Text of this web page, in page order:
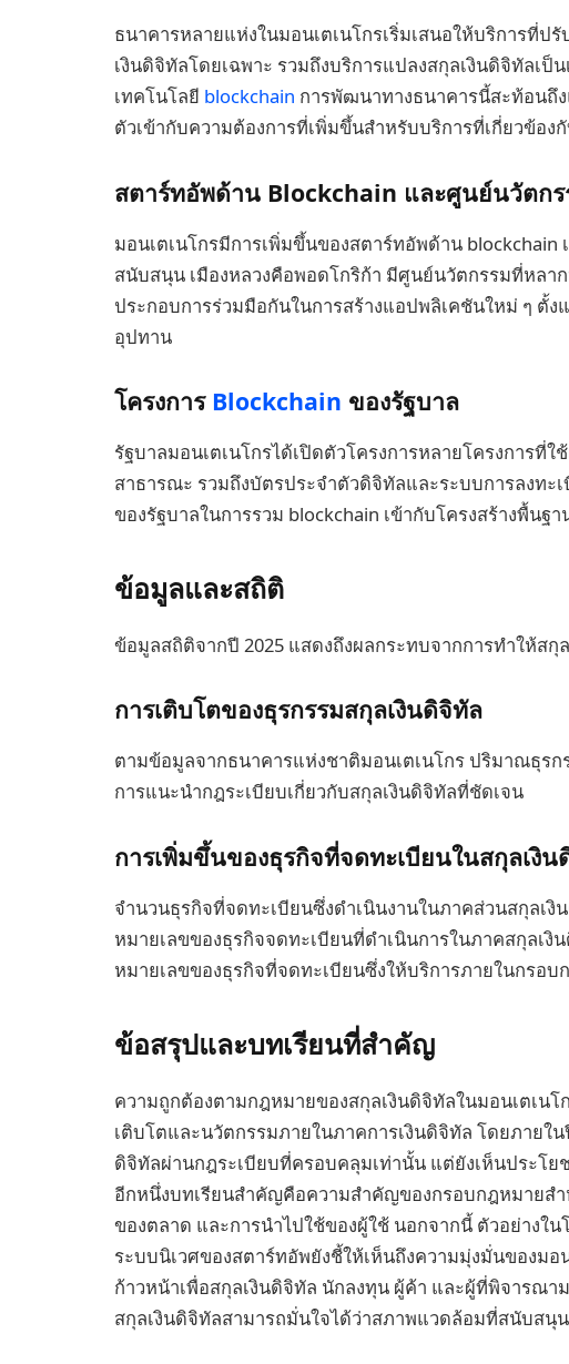
ธนาคารหลายแห่งในมอนเตเนโกรเริ่มเสนอให้บริการที่
เงินดิจิทัลโดยเฉพาะ รวมถึงบริการแปลงสกุลเงินดิจิทัลเ
เทคโนโลยี blockchain การพัฒนาทางธนาคารนี้สะท้อนถึ
ตัวเข้ากับความต้องการที่เพิ่มขึ้นสำหรับบริการที่เกี่ยวข้อง
สตาร์ทอัพด้าน Blockchain และศูนย์นวัตกร
มอนเตเนโกรมีการเพิ่มขึ้นของสตาร์ทอัพด้าน
สนับสนุน เมืองหลวงคือพอดโกริก้า มีศูนย์นวัตกรรมที่หล
ประกอบการร่วมมือกันในการสร้างแอปพลิเคชันใหม่ ๆ ตั้
อุปทาน
โครงการ Blockchain ของรัฐบาล
รัฐบาลมอนเตเนโกรได้เปิดตัวโครงการหลายโครงการที่
สาธารณะ รวมถึงบัตรประจำตัวดิจิทัลและระบบการลงท
ของรัฐบาลในการรวม blockchain เข้ากับโครงสร้างพื้นฐ
ข้อมูลและสถิติ
ข้อมูลสถิติจากปี 2025 แสดงถึงผลกระทบจากการทำให้สกุ
การเติบโตของธุรกรรมสกุลเงินดิจิทัล
ตามข้อมูลจากธนาคารแห่งชาติมอนเตเนโกร ปริมาณธุรก
การแนะนำกฎระเบียบเกี่ยวกับสกุลเงินดิจิทัลที่ชัดเจน
การเพิ่มขึ้นของธุรกิจที่จดทะเบียนในสกุลเงิน
จำนวนธุรกิจที่จดทะเบียนซึ่งดำเนินงานในภาคส่วนสกุลเงิ
หมายเลขของธุรกิจจดทะเบียนที่ดำเนินการในภาคสกุลเงิ
หมายเลขของธุรกิจที่จดทะเบียนซึ่งให้บริการภายในกรอบ
ข้อสรุปและบทเรียนที่สำคัญ
ความถูกต้องตามกฎหมายของสกุลเงินดิจิทัลในมอนเตเน
เติบโตและนวัตกรรมภายในภาคการเงินดิจิทัล โดยภายใ
ดิจิทัลผ่านกฎระเบียบที่ครอบคลุมเท่านั้น แต่ยังเห็นประโ
อีกหนึ่งบทเรียนสำคัญคือความสำคัญของกรอบกฎหมายส
ของตลาด และการนำไปใช้ของผู้ใช้ นอกจากนี้ ตัวอย่างใ
ระบบนิเวศของสตาร์ทอัพยังชี้ให้เห็นถึงความมุ่งมั่นของมอ
ก้าวหน้าเพื่อสกุลเงินดิจิทัล นักลงทุน ผู้ค้า และผู้ที่พิจารณา
สกุลเงินดิจิทัลสามารถมั่นใจได้ว่าสภาพแวดล้อมที่สนับสนุ